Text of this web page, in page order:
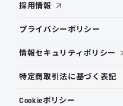
採用情報
プライバシーポリシー
情報セキュリティポリシー
特定商取引法に基づく表記
Cookieポリシー